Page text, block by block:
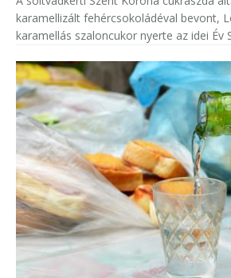
karamellizált fehércsokoládéval bevont,
karamellás szaloncukor nyerte az idei Év